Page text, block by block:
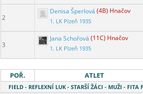
2
Denisa Šperlová (4B) Hnačov
1. LK Plzeň 1935
3
Jana Schořová (11C) Hnačov
1. LK Plzeň 1935
POŘ. ATLET
FIELD - REFLEXNÍ LUK - STARŠÍ ŽÁCI - MUŽI - FITA